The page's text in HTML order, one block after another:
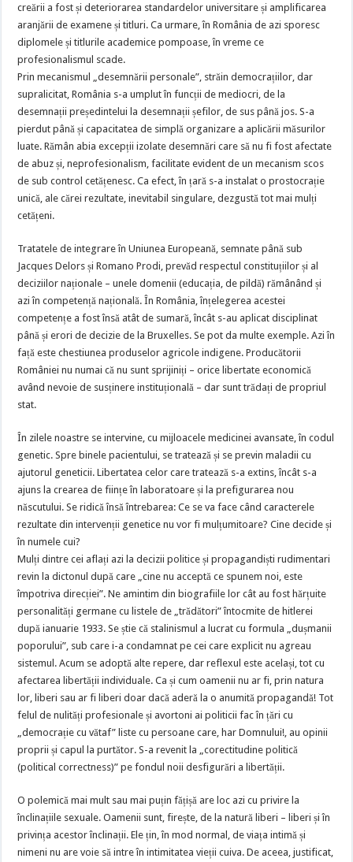
creării a fost și deteriorarea standardelor universitare și amplificarea
aranjării de examene și titluri. Ca urmare, în România de azi sporesc
diplomele și titlurile academice pompoase, în vreme ce
profesionalismul scade.
Prin mecanismul „desemnării personale”, străin democrațiilor, dar
supralicitat, România s-a umplut în funcții de mediocri, de la
desemnații președintelui la desemnații șefilor, de sus până jos. S-a
pierdut până și capacitatea de simplă organizare a aplicării măsurilor
luate. Rămân abia excepții izolate desemnări care să nu fi fost afectate
de abuz și, neprofesionalism, facilitate evident de un mecanism scos
de sub control cetățenesc. Ca efect, în țară s-a instalat o prostocrație
unică, ale cărei rezultate, inevitabil singulare, dezgustă tot mai mulți
cetățeni.
Tratatele de integrare în Uniunea Europeană, semnate până sub
Jacques Delors și Romano Prodi, prevăd respectul constituțiilor și al
deciziilor naționale – unele domenii (educația, de pildă) rămânând și
azi în competență națională. În România, înțelegerea acestei
competențe a fost însă atât de sumară, încât s-au aplicat disciplinat
până și erori de decizie de la Bruxelles. Se pot da multe exemple. Azi în
față este chestiunea produselor agricole indigene. Producătorii
României nu numai că nu sunt sprijiniți – orice libertate economică
având nevoie de susținere instituțională – dar sunt trădați de propriul
stat.
În zilele noastre se intervine, cu mijloacele medicinei avansate, în codul
genetic. Spre binele pacientului, se tratează și se previn maladii cu
ajutorul geneticii. Libertatea celor care tratează s-a extins, încât s-a
ajuns la crearea de ființe în laboratoare și la prefigurarea nou
născutului. Se ridică însă întrebarea: Ce se va face când caracterele
rezultate din intervenții genetice nu vor fi mulțumitoare? Cine decide și
în numele cui?
Mulți dintre cei aflați azi la decizii politice și propagandiști rudimentari
revin la dictonul după care „cine nu acceptă ce spunem noi, este
împotriva direcției”. Ne amintim din biografiile lor cât au fost hărțuite
personalități germane cu listele de „trădători” întocmite de hitlerei
după ianuarie 1933. Se știe că stalinismul a lucrat cu formula „dușmanii
poporului”, sub care i-a condamnat pe cei care explicit nu agreau
sistemul. Acum se adoptă alte repere, dar reflexul este același, tot cu
afectarea libertății individuale. Ca și cum oamenii nu ar fi, prin natura
lor, liberi sau ar fi liberi doar dacă aderă la o anumită propagandă! Tot
felul de nulități profesionale și avortoni ai politicii fac în țări cu
„democrație cu vătaf” liste cu persoane care, har Domnului!, au opinii
proprii și capul la purtător. S-a revenit la „corectitudine politică
(political correctness)” pe fondul noii desfigurări a libertății.
O polemică mai mult sau mai puțin fățișă are loc azi cu privire la
înclinațiile sexuale. Oamenii sunt, firește, de la natură liberi – liberi și în
privința acestor înclinații. Ele țin, în mod normal, de viața intimă și
nimeni nu are voie să intre în intimitatea vieții cuiva. De aceea, justificat,